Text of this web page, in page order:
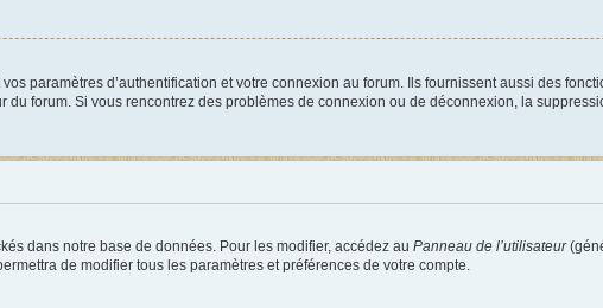
paramètres d’authentification et votre connexion au forum. Ils fournissent aussi des
forum. Si vous rencontrez des problèmes de connexion ou de déconnexion, la
dans notre base de données. Pour les modifier, accédez au Panneau de l’utilisateur
de modifier tous les paramètres et préférences de votre compte.